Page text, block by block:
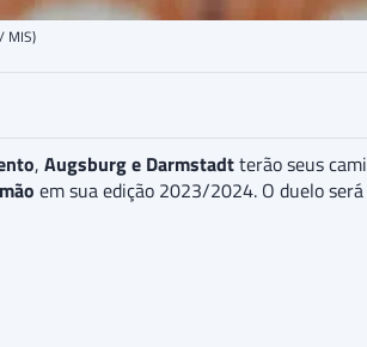
MIS)
, Augsburg e Darmstadtterão seus
em sua edição 2023/2024. O duelo